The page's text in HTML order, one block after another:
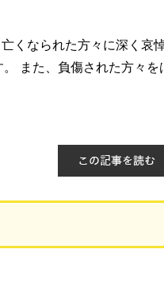
くなられた方々に深く哀
また、負傷された方々を